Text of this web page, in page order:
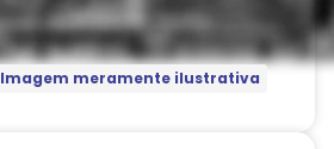
Imagem meramente ilustrativa